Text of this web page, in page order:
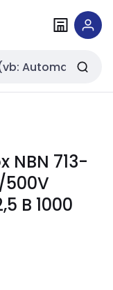
713-
500V
B 1000